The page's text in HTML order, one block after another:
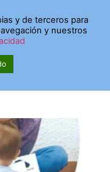
el
y de terceros para
y nuestros